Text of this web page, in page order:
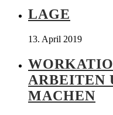
LAGE
13. April 2019
ARBEITEN
MACHEN